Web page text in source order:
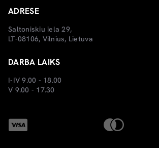
ADRESE
Saltoniskiu iela 29,
LT-08106, Vilnius, Lietuva
DARBA LAIKS
I-IV 9.00 - 18.00
V 9.00 - 17.30